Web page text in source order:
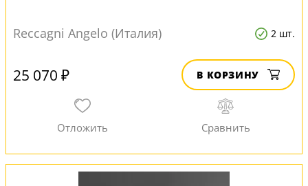
Reccagni Angelo (Италия) 2 шт.
25 070 ₽ В КОРЗИНУ